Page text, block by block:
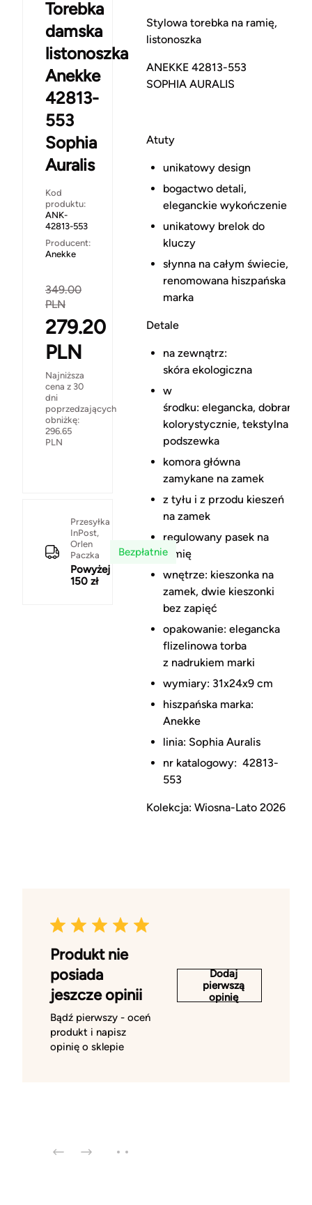
Torebka
damska
listonoszka
Anekke
42813-
553
Sophia
Auralis
Kod
produktu:
ANK-
42813-553
Producent:
Anekke
349.00
PLN
279.20
PLN
Najniższa
cena z 30
dni
poprzedzających
obniżkę:
296.65
PLN
Przesyłka
InPost,
Orlen
Paczka
Powyżej
150 zł
Bezpłatnie
Stylowa torebka na ramię,
listonoszka
ANEKKE 42813-553
SOPHIA AURALIS
Atuty
unikatowy design
bogactwo detali,
eleganckie wykończenie
unikatowy brelok do
kluczy
słynna na całym świecie,
renomowana hiszpańska
marka
Detale
na zewnątrz:
skóra ekologiczna
w
środku: elegancka, dobrana
kolorystycznie, tekstylna
podszewka
komora główna
zamykane na zamek
z tyłu i z przodu kieszeń
na zamek
regulowany pasek na
ramię
wnętrze: kieszonka na
zamek, dwie kieszonki
bez zapięć
opakowanie: elegancka
flizelinowa torba
z nadrukiem marki
wymiary: 31x24x9 cm
hiszpańska marka:
Anekke
linia: Sophia Auralis
nr katalogowy: 42813-
553
Kolekcja: Wiosna-Lato 2026
Produkt nie
posiada
jeszcze opinii
Bądź pierwszy - oceń
produkt i napisz
opinię o sklepie
Dodaj
pierwszą
opinię